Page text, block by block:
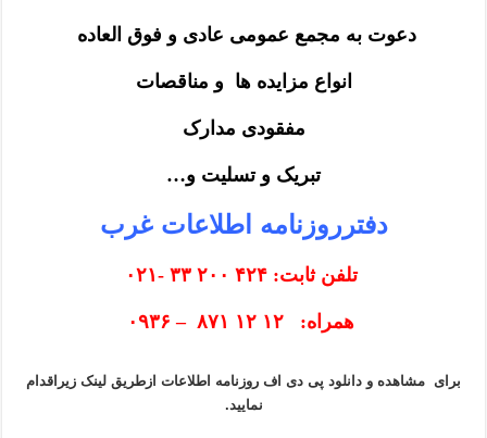
دعوت به مجمع عمومی عادی و فوق العاده
انواع مزایده ها و مناقصات
مفقودی مدارک
تبریک و تسلیت و…
دفترروزنامه اطلاعات غرب
تلفن ثابت: ۴۲۴ ۲۰۰ ۳۳ -۰۲۱
همراه: ۱۲ ۱۲ ۸۷۱ – ۰۹۳۶
برای مشاهده و دانلود پی دی اف روزنامه اطلاعات ازطریق لینک زیراقدام
نمایید.